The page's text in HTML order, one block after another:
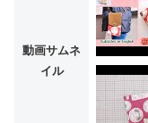
動画サムネ
イル